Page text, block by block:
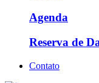
Agenda
Reserva de
Contato